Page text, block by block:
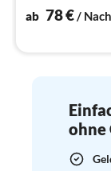
2-Wochen-
ab 78€/
ohne